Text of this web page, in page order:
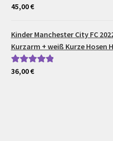
Bewertet mit
45,00€
Kinder Manchester City FC
Kurzarm + weiß Kurze Hosen
Bewertet mit
36,00€